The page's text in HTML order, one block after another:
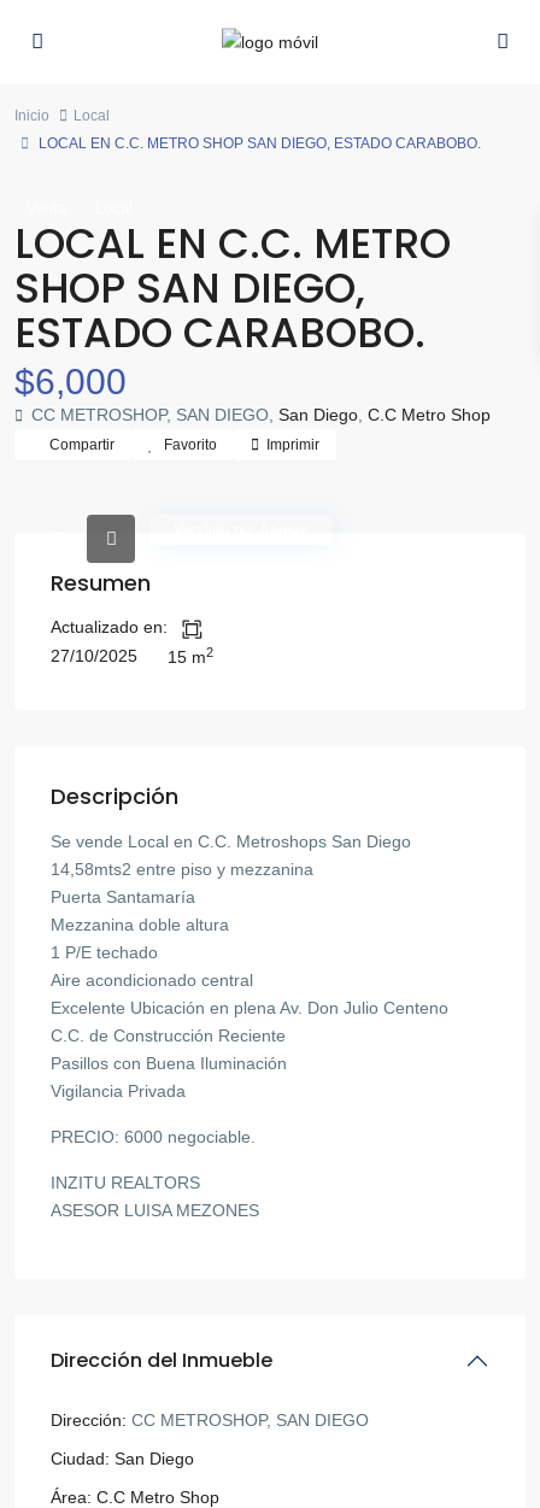
Inicio
Local
LOCAL EN C.C. METRO SHOP SAN DIEGO, ESTADO CARABOBO.
LOCAL EN C.C. METRO
SHOP SAN DIEGO,
ESTADO CARABOBO.
$6,000
CC METROSHOP, SAN DIEGO, San Diego C.C Metro Shop
Compartir Favorito Imprimir
Resumen
Actualizado en:
27/10/2025
15 m2
Descripción
Se vende Local en C.C. Metroshops San Diego
14,58mts2 entre piso y mezzanina
Puerta Santamaría
Mezzanina doble altura
1 P/E techado
Aire acondicionado central
Excelente Ubicación en plena Av. Don Julio Centeno
C.C. de Construcción Reciente
Pasillos con Buena Iluminación
Vigilancia Privada
PRECIO: 6000 negociable.
INZITU REALTORS
ASESOR LUISA MEZONES
Dirección del Inmueble
Dirección: CC METROSHOP, SAN DIEGO
Ciudad: San Diego
Área: C.C Metro Shop